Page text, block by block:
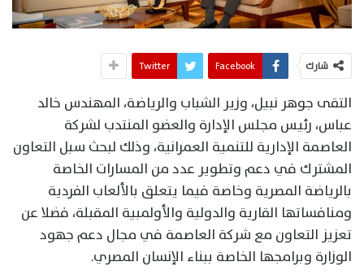
شارك Facebook
Twitter
التقى جوهر نبيل، وزير الشباب والرياضة، المهندس خالد
عباس، رئيس مجلس الإدارة والعضو المنتدب لشركة
العاصمة الإدارية للتنمية العمرانية، وذلك لبحث سبل التعاون
المشترك في دعم وتطوير عدد من المسارات الخاصة
بالرياضة المصرية وخاصة فيما يتعلق بالألعاب الفردية
ومنافساتها القارية والدولية والأولمبية المقبلة، فضلا عن
تعزيز التعاون مع شركة العاصمة في مجال دعم جهود
الوزارة وبرامجها الخاصة ببناء الإنسان المصري.